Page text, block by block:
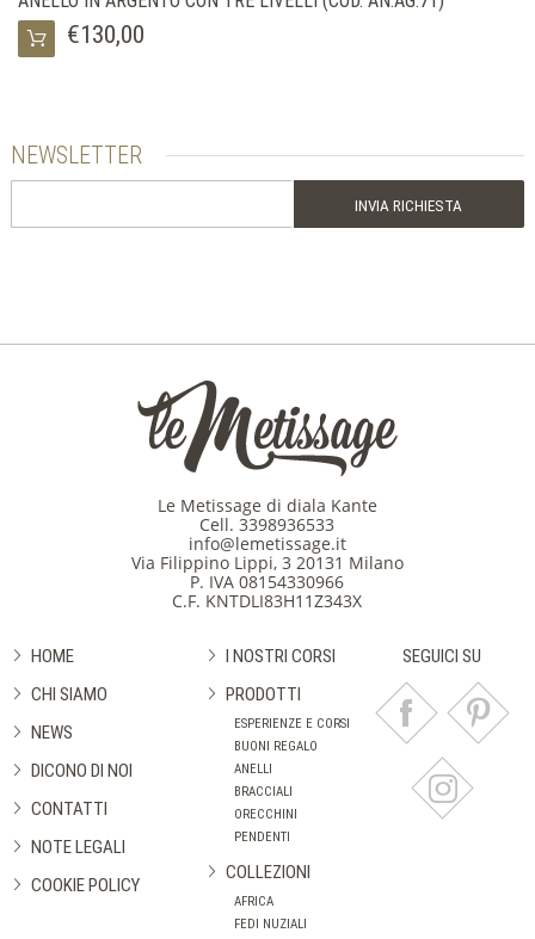
€130,00
NEWSLETTER
Le Metissage di diala Kante
Cell.3398936533
info@lemetissage.it
Via Filippino Lippi, 3 20131 Milano
P. IVA 08154330966
C.F. KNTDLI83H11Z343X
HOME
CHI SIAMO
NEWS
DICONO DI NOI
CONTATTI
NOTE LEGALI
COOKIE POLICY
I NOSTRI CORSI
PRODOTTI
ESPERIENZE E CORSI
BUONI REGALO
ANELLI
BRACCIALI
ORECCHINI
PENDENTI
COLLEZIONI
AFRICA
FEDI NUZIALI
SEGUICI SU